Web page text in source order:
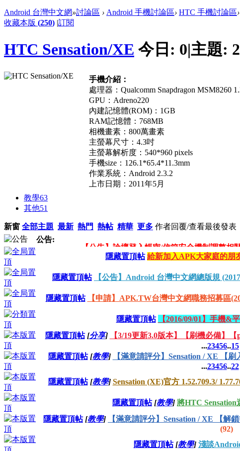
Android 台灣中文網»討論區 › Android 手機討論區› HTC 手機討論區›
收藏本版 (250) |訂閱
HTC Sensation/XE 今日: 0|主題:
手機介紹：
處理器：Qualcomm Snapdragon MSM8260
GPU：Adreno220
內建記憶體(ROM)：1GB
RAM記憶體：768MB
相機畫素：800萬畫素
主螢幕尺寸：4.3吋
主螢幕解析度：540*960 pixels
手機size：126.1*65.4*11.3mm
作業系統：Android 2.3.2
上市日期：2011年5月
教學63
其他51
新窗 全部主題 最新 熱門 熱帖 精華 更多 作者回覆/查看最後發表
公告:
【公告】版務及特殊組獎勵總規範!!
【公告】Android台灣中文網版務總規範
【公告】簽到斷簽/帖子審核/頭像未更換/金
隱藏置頂帖 給新加入APK大家庭的朋
隱藏置頂帖 【公告】Android 台灣中文網總版規
隱藏置頂帖
【申請】APK.TW台灣中文網職務招募區
隱藏置頂帖
【2016/09/01】手機&
隱藏置頂帖 [分享]
【3/19更新3.0版本】【刷機必備】
...23456..15
隱藏置頂帖 [教學]
【滿意請評分】Sensation / XE 【
...23456..22
隱藏置頂帖 [教學] Sensation (XE)官方 1.52.709.3/
隱藏置頂帖 [教學] 將HTC Sensation
隱藏置頂帖 [教學] 【滿意請評分】Sensation / XE 【解
(92)
隱藏置頂帖 [教學] 淺談